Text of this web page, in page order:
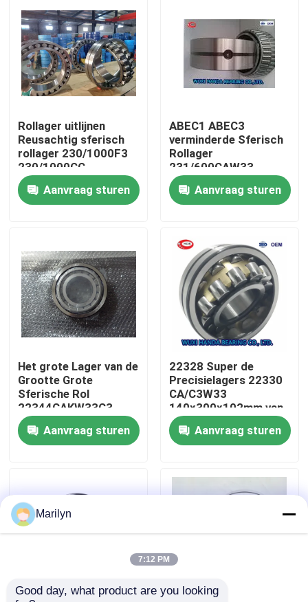
Huis
Ongeveer ons
Fabrieksreis
Kwaliteitscontrole
Contacteer ons
Gevallen
Sferisch Rollager
Rollager uitlijnen
Reusachtig sferisch
rollager 230/1000F3
230/1000CC
Aanvraag sturen
ABEC1 ABEC3
verminderde Sferisch
Rollager
231/600CAW33
231/600CAKW33
232/600CAW33
Aanvraag sturen
Het grote Lager van de
Grootte Grote
Sferische Rol
22344CAKW33C3
22344MBW33
22344CCW33
Aanvraag sturen
22328 Super de
Precisielagers 22330
CA/C3W33
140x300x102mm van
CA/C3W33 SKF
Aanvraag sturen
Marilyn
7:12 PM
Good day, what product are you looking